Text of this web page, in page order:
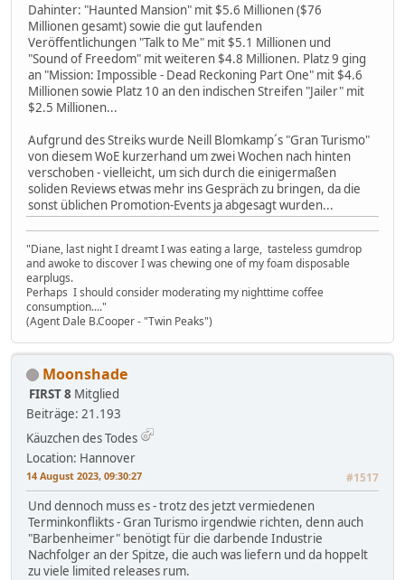
Dahinter: "Haunted Mansion" mit $5.6 Millionen ($76
Millionen gesamt) sowie die gut laufenden
Veröffentlichungen "Talk to Me" mit $5.1 Millionen und
"Sound of Freedom" mit weiteren $4.8 Millionen. Platz 9 ging
an "Mission: Impossible - Dead Reckoning Part One" mit $4.6
Millionen sowie Platz 10 an den indischen Streifen "Jailer" mit
$2.5 Millionen...
Aufgrund des Streiks wurde Neill Blomkamp´s "Gran Turismo"
von diesem WoE kurzerhand um zwei Wochen nach hinten
verschoben - vielleicht, um sich durch die einigermaßen
soliden Reviews etwas mehr ins Gespräch zu bringen, da die
sonst üblichen Promotion-Events ja abgesagt wurden...
"Diane, last night I dreamt I was eating a large, tasteless gumdrop
and awoke to discover I was chewing one of my foam disposable
earplugs.
Perhaps I should consider moderating my nighttime coffee
consumption...."
(Agent Dale B.Cooper - "Twin Peaks")
Moonshade
FIRST 8 Mitglied
Beiträge: 21.193
Käuzchen des Todes
Location: Hannover
14 August 2023, 09:30:27 #1517
Und dennoch muss es - trotz des jetzt vermiedenen
Terminkonflikts - Gran Turismo irgendwie richten, denn auch
"Barbenheimer" benötigt für die darbende Industrie
Nachfolger an der Spitze, die auch was liefern und da hoppelt
zu viele limited releases rum.